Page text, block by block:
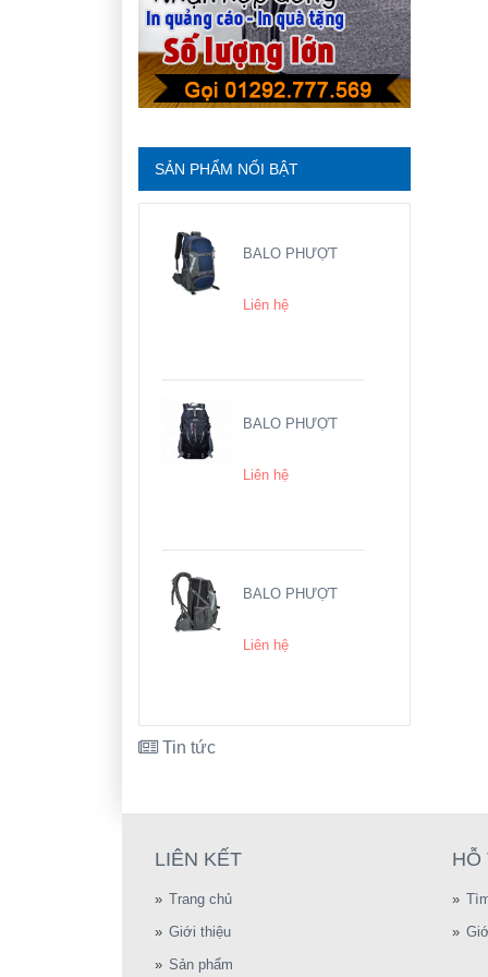
SẢN PHẨM NỔI BẬT
BALO PHƯỢT
Liên hệ
BALO PHƯỢT
Liên hệ
BALO PHƯỢT
Liên hệ
Tin tức
LIÊN KẾT
Trang chủ
Giới thiệu
Sản phẩm
HỖ